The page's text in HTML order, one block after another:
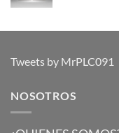
Tweets by MrPLC091
NOSOTROS